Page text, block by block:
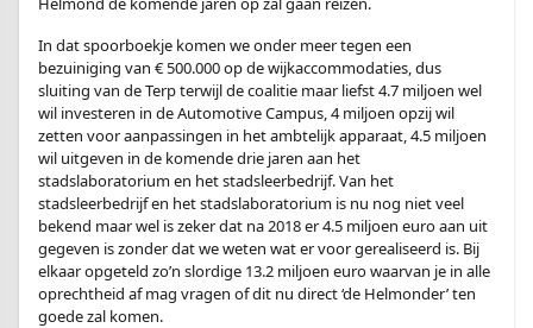
In dat spoorboekje komen we onder meer tegen een
bezuiniging van € 500.000 op de wijkaccommodaties, dus
sluiting van de Terp terwijl de coalitie maar liefst 4.7 miljoen wel
wil investeren in de Automotive Campus, 4 miljoen opzij wil
zetten voor aanpassingen in het ambtelijk apparaat, 4.5 miljoen
wil uitgeven in de komende drie jaren aan het
stadslaboratorium en het stadsleerbedrijf. Van het
stadsleerbedrijf en het stadslaboratorium is nu nog niet veel
bekend maar wel is zeker dat na 2018 er 4.5 miljoen euro aan uit
gegeven is zonder dat we weten wat er voor gerealiseerd is. Bij
elkaar opgeteld zo’n slordige 13.2 miljoen euro waarvan je in alle
oprechtheid af mag vragen of dit nu direct ‘de Helmonder’ ten
goede zal komen.